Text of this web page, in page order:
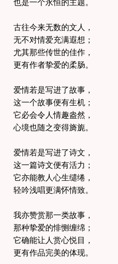
也是一个永恒的主题。
古往今来无数的文人，
无不对情爱充满遐想；
尤其那些传世的佳作，
更有作者挚爱的柔肠。
爱情若是写进了故事，
这一个故事便有生机；
它必会令人情趣盎然，
心境也随之变得旖旎。
爱情若是写进了诗文，
这一篇诗文便有活力；
它亦能教人心生缱绻，
轻吟浅唱更满怀情致。
我亦赞赏那一类故事，
那种挚爱的悱恻缠绵；
它确能让人赏心悦目，
更有作品完美的体现。